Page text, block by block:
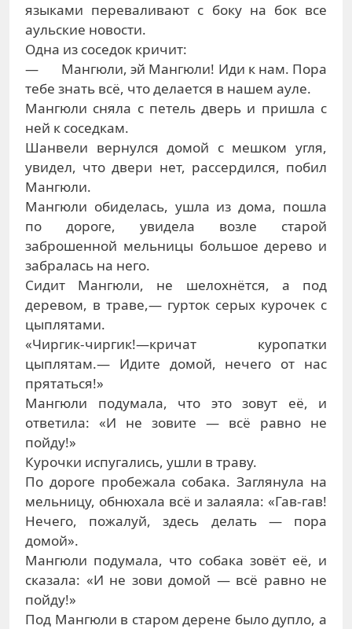
языками переваливают с боку на бок все
аульские новости.
Одна из соседок кричит:
— Мангюли, эй Мангюли! Иди к нам. Пора
тебе знать всё, что делается в нашем ауле.
Мангюли сняла с петель дверь и пришла с
ней к соседкам.
Шанвели вернулся домой с мешком угля,
увидел, что двери нет, рассердился, побил
Мангюли.
Мангюли обиделась, ушла из дома, пошла
по дороге, увидела возле старой
заброшенной мельницы большое дерево и
забралась на него.
Сидит Мангюли, не шелохнётся, а под
деревом, в траве,— гурток серых курочек с
цыплятами.
«Чиргик-чиргик!—кричат куропатки
цыплятам.— Идите домой, нечего от нас
прятаться!»
Мангюли подумала, что это зовут её, и
ответила: «И не зовите — всё равно не
пойду!»
Курочки испугались, ушли в траву.
По дороге пробежала собака. Заглянула на
мельницу, обнюхала всё и залаяла: «Гав-гав!
Нечего, пожалуй, здесь делать — пора
домой».
Мангюли подумала, что собака зовёт её, и
сказала: «И не зови домой — всё равно не
пойду!»
Под Мангюли в старом дерене было дупло, а